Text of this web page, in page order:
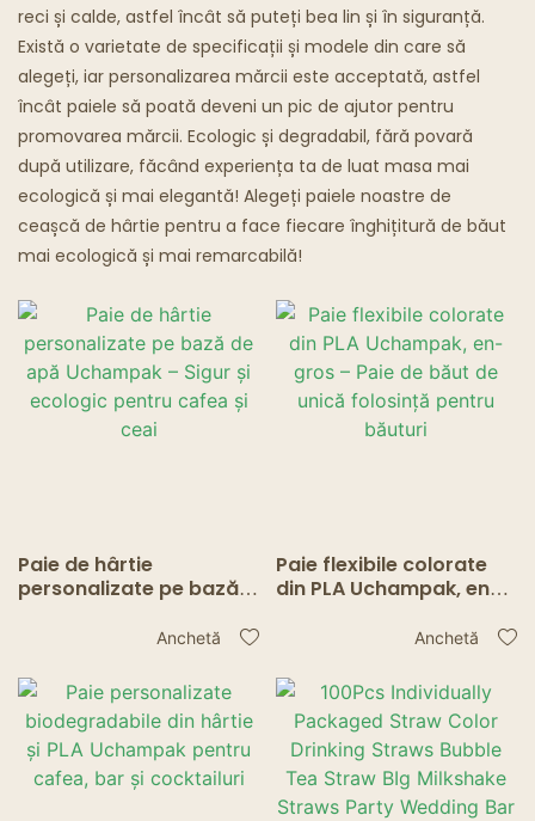
Restaurante Fantomă
reci și calde, astfel încât să puteți bea lin și în siguranță.
Există o varietate de specificații și modele din care să
alegeți, iar personalizarea mărcii este acceptată, astfel
încât paiele să poată deveni un pic de ajutor pentru
promovarea mărcii. Ecologic și degradabil, fără povară
după utilizare, făcând experiența ta de luat masa mai
ecologică și mai elegantă! Alegeți paiele noastre de
ceașcă de hârtie pentru a face fiecare înghițitură de băut
mai ecologică și mai remarcabilă!
Paie de hârtie
personalizate pe bază
Sigur și ecologic pentru
Anchetă
Paie flexibile colorate
din PLA Uchampak, en-
unică folosință pentru
Anchetă